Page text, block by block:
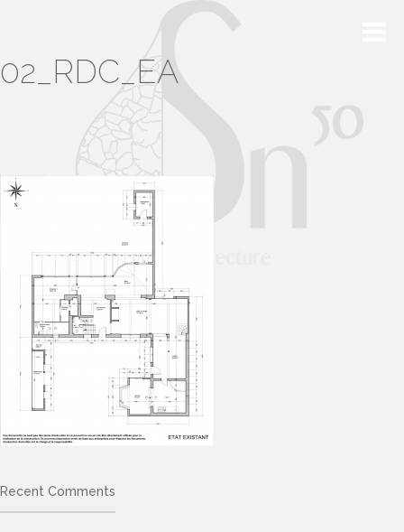
02_RDC_EA
Recent Comments